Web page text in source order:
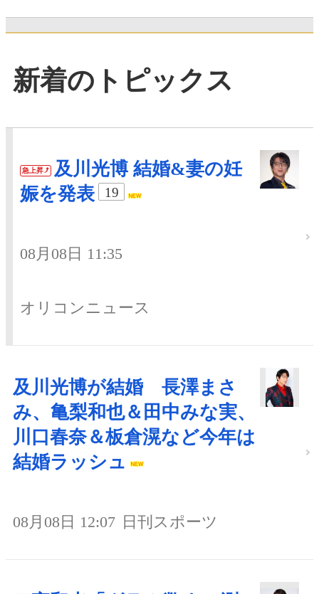
新着のトピックス
急上昇
及川光博 結婚&妻の妊
娠を発表
19
08月08日 11:35
オリコンニュース
及川光博が結婚 長澤まさ
み、亀梨和也＆田中みな実、
川口春奈＆板倉滉など今年は
結婚ラッシュ
08月08日 12:07 日刊スポーツ